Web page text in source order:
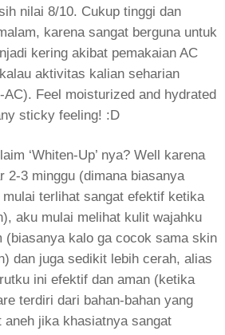
nilai 8/10. Cukup tinggi dan
karena sangat berguna untuk
kering akibat pemakaian AC
aktivitas kalian seharian
Feel moisturized and hydrated
sticky feeling! :D
‘Whiten-Up’ nya? Well karena
2-3 minggu (dimana biasanya
terlihat sangat efektif ketika
aku mulai melihat kulit wajahku
(biasanya kalo ga cocok sama skin
dan juga sedikit lebih cerah, alias
ini efektif dan aman (ketika
terdiri dari bahan-bahan yang
jika khasiatnya sangat